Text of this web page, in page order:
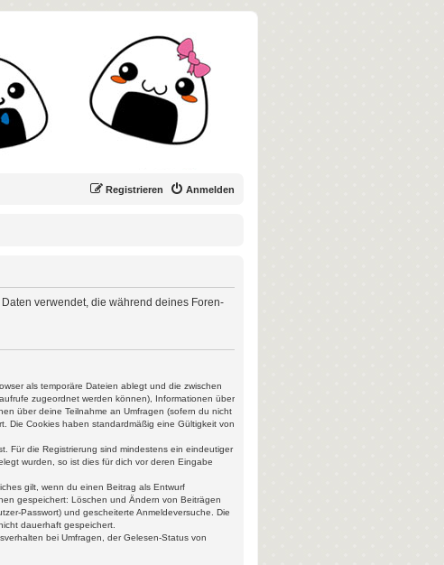
Anmelden
Registrieren
Daten verwendet, die während deines Foren-
als temporäre Dateien ablegt und die zwischen
zugeordnet werden können), Informationen über
über deine Teilnahme an Umfragen (sofern du nicht
Die Cookies haben standardmäßig eine Gültigkeit von
Für die Registrierung sind mindestens ein eindeutiger
wurden, so ist dies für dich vor deren Eingabe
gilt, wenn du einen Beitrag als Entwurf
gespeichert: Löschen und Ändern von Beiträgen
Passwort) und gescheiterte Anmeldeversuche. Die
dauerhaft gespeichert.
bei Umfragen, der Gelesen-Status von